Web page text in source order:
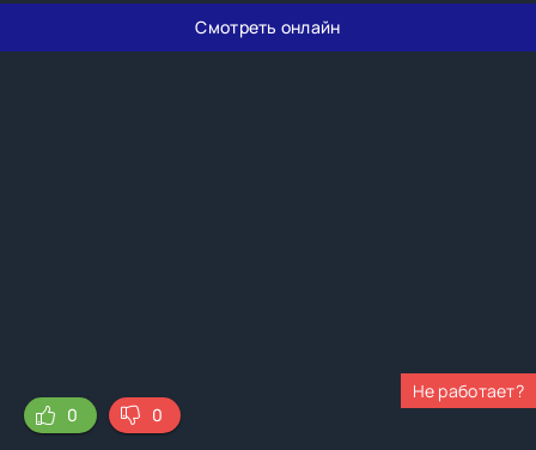
Смотреть онлайн
Не работает?
0
0